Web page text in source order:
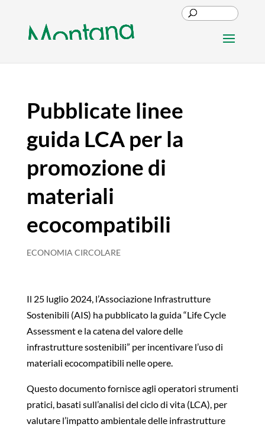
Pubblicate linee
guida LCA per la
promozione di
materiali
ecocompatibili
ECONOMIA CIRCOLARE
Il 25 luglio 2024, l’Associazione Infrastrutture
Sostenibili (AIS) ha pubblicato la guida “Life Cycle
Assessment e la catena del valore delle
infrastrutture sostenibili” per incentivare l’uso di
materiali ecocompatibili nelle opere.
Questo documento fornisce agli operatori strumenti
pratici, basati sull’analisi del ciclo di vita (LCA), per
valutare l’impatto ambientale delle infrastrutture